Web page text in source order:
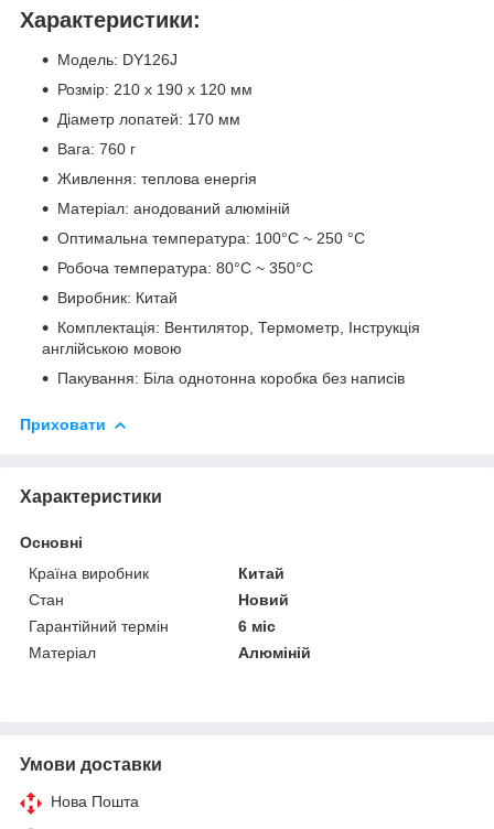
Характеристики:
Модель: DY126J
Розмір: 210 х 190 х 120 мм
Діаметр лопатей: 170 мм
Вага: 760 г
Живлення: теплова енергія
Матеріал: анодований алюміній
Оптимальна температура: 100°C ~ 250 °C
Робоча температура: 80°C ~ 350°C
Виробник: Китай
Комплектація: Вентилятор, Термометр, Інструкція
англійською мовою
Пакування: Біла однотонна коробка без написів
Приховати
Характеристики
Основні
Країна виробник
Китай
Стан
Новий
Гарантійний термін
6 міс
Матеріал
Алюміній
Умови доставки
Нова Пошта